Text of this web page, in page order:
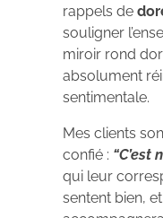
rappels de
souligner
miroir rond
absolument
sentimentale.
Mes clients
confié : “C’est
qui leur
sentent bien,